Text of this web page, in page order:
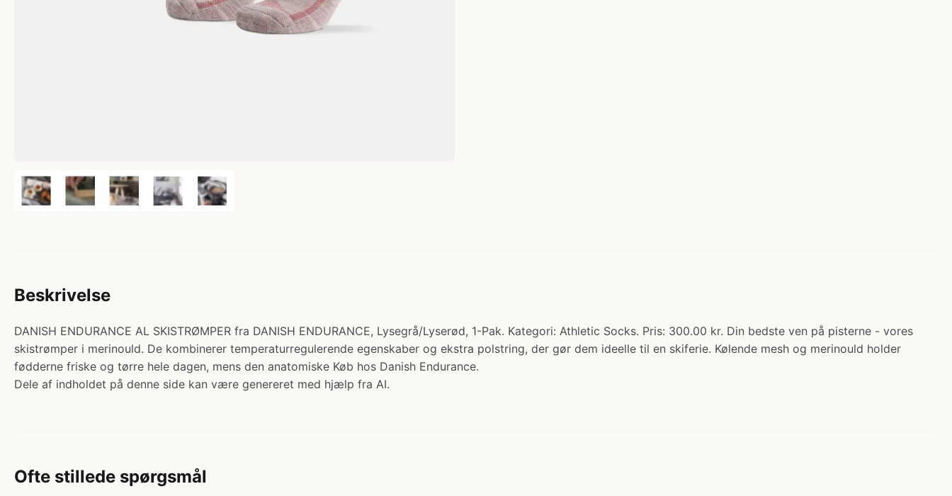
Beskrivelse
DANISH ENDURANCE AL SKISTRØMPER fra DANISH ENDURANCE, Lysegrå/Lyserød, 1-Pak. Kategori: Athletic Socks. Pris: 300.00 kr. Din bedste ven på pisterne - vores
skistrømper i merinould. De kombinerer temperaturregulerende egenskaber og ekstra polstring, der gør dem ideelle til en skiferie. Kølende mesh og merinould holder
fødderne friske og tørre hele dagen, mens den anatomiske Køb hos Danish Endurance.
Dele af indholdet på denne side kan være genereret med hjælp fra AI.
Ofte stillede spørgsmål